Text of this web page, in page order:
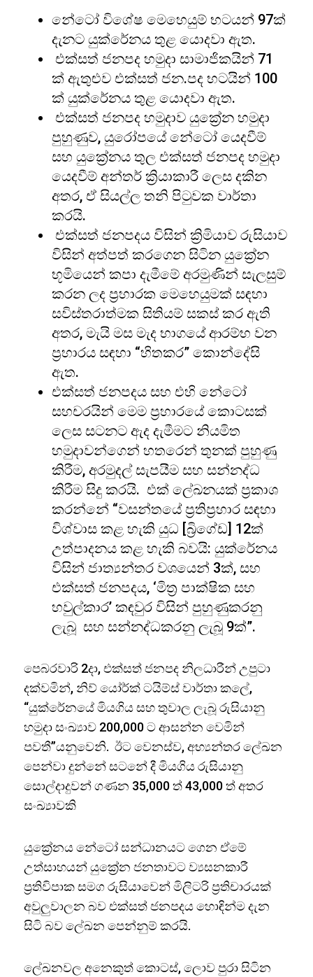
නේටෝ විශේෂ මෙහෙයුම් භටයන් 97ක්
දැනට යුක්රේනය තුළ යොදවා ඇත.
එක්සත් ජනපද හමුදා සාමාජිකයින් 71
ක් ඇතුළුව එක්සත් ජන.පද භටයින් 100
ක් යුක්රේනය තුළ යොදවා ඇත.
එක්සත් ජනපද හමුදාව යුක්‍රේන හමුදා
පුහුණුව, යුරෝපයේ නේටෝ යෙදවීම්
සහ යුක්‍රේනය තුල එක්සත් ජනපද හමුදා
යෙදවීම් අන්තර් ක්‍රියාකාරී ලෙස දකින
අතර, ඒ සියල්ල තනි පිටුවක වාර්තා
කරයි.
එක්සත් ජනපදය විසින් ක්‍රිමියාව රුසියාව
විසින් අත්පත් කරගෙන සිටින යුක්‍රේන
භූමියෙන් කපා දැමීමේ අරමුණින් සැලසුම්
කරන ලද ප්‍රහාරක මෙහෙයුමක් සඳහා
සවිස්තරාත්මක සිතියම් සකස් කර ඇති
අතර, මැයි මස මැද භාගයේ ආරම්භ වන
ප්‍රහාරය සඳහා “හිතකර” කොන්දේසි
ඇත.
එක්සත් ජනපදය සහ එහි නේටෝ
සහචරයින් මෙම ප්‍රහාරයේ කොටසක්
ලෙස සටනට ඇද දැමීමට නියමිත
හමුදාවන්ගෙන් හතරෙන් තුනක් පුහුණු
කිරීම, අරමුදල් සැපයීම සහ සන්නද්ධ
කිරීම සිදු කරයි. එක් ලේඛනයක් ප්‍රකාශ
කරන්නේ “වසන්තයේ ප්‍රතිප්‍රහාර සඳහා
විශ්වාස කළ හැකි යුධ [බ්‍රිගේඩ] 12ක්
උත්පාදනය කළ හැකි බවයි: යුක්රේනය
විසින් ජාත්‍යන්තර වශයෙන් 3ක්, සහ
එක්සත් ජනපදය, ‘මිත්‍ර පාක්ෂික සහ
හවුල්කාර’ කඳවුර විසින් පුහුණුකරනු
ලැබූ සහ සන්නද්ධකරනු ලැබූ 9ක්”.
පෙබරවාරි 2දා, එක්සත් ජනපද නිලධාරීන් උපුටා
දක්වමින්, නිව් යෝර්ක් ටයිම්ස් වාර්තා කලේ,
“යුක්රේනයේ මියගිය සහ තුවාල ලැබූ රුසියානු
හමුදා සංඛ්‍යාව 200,000 ට ආසන්න වෙමින්
පවතී”යනුවෙනි. ඊට වෙනස්ව, අභ්‍යන්තර ලේඛන
පෙන්වා දුන්නේ සටනේ දී මියගිය රුසියානු
සොල්දාදුවන් ගණන 35,000 ත් 43,000 ත් අතර
සංඛ්‍යාවකි
යුක්‍රේනය නේටෝ සන්ධානයට ගෙන ඒමේ
උත්සාහයන් යුක්‍රේන ජනතාවට ව්‍යසනකාරී
ප්‍රතිවිපාක සමග රුසියාවෙන් මිලිටරි ප්‍රතිචාරයක්
අවුලුවාලන බව එක්සත් ජනපදය හොඳින්ම දැන
සිටි බව ලේඛන පෙන්නුම් කරයි.
ලේඛනවල අනෙකුත් කොටස්, ලොව පුරා සිටින